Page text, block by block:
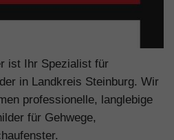
ist Ihr Spezialist für
in Landkreis Steinburg. Wir
professionelle, langlebige
für Gehwege,